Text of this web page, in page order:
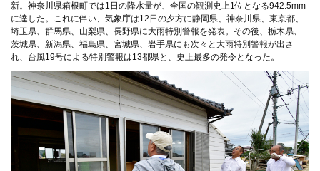
新。神奈川県箱根町では1日の降水量が、全国の観測史上1位となる942.5mm
に達した。これに伴い、気象庁は12日の夕方に静岡県、神奈川県、東京都、
埼玉県、群馬県、山梨県、長野県に大雨特別警報を発表。その後、栃木県、
茨城県、新潟県、福島県、宮城県、岩手県にも次々と大雨特別警報が出さ
れ、台風19号による特別警報は13都県と、史上最多の発令となった。